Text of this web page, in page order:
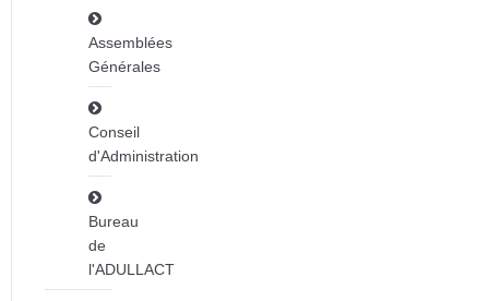
Assemblées
Générales
Conseil
d'Administration
Bureau
de
l'ADULLACT